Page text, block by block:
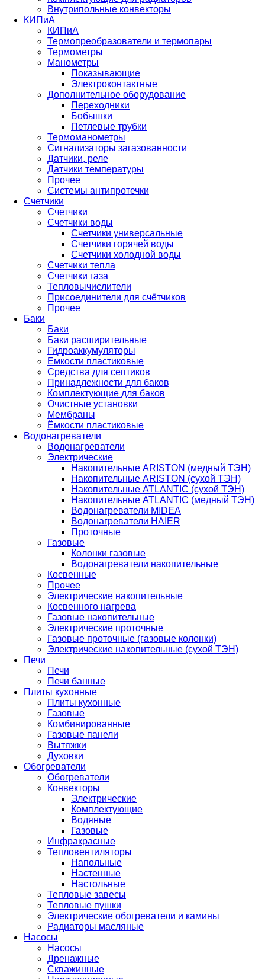
Внутрипольные конвекторы
КИПиА
КИПиА
Термопреобразователи и термопары
Термометры
Манометры
Показывающие
Электроконтактные
Дополнительное оборудование
Переходники
Бобышки
Петлевые трубки
Термоманометры
Сигнализаторы загазованности
Датчики, реле
Датчики температуры
Прочее
Системы антипротечки
Счетчики
Счетчики
Счетчики воды
Счетчики универсальные
Счетчики горячей воды
Счетчики холодной воды
Счетчики тепла
Счетчики газа
Тепловычислители
Присоединители для счётчиков
Прочее
Баки
Баки
Баки расширительные
Гидроаккумуляторы
Емкости пластиковые
Средства для септиков
Принадлежности для баков
Комплектующие для баков
Очистные установки
Мембраны
Ёмкости пластиковые
Водонагреватели
Водонагреватели
Электрические
Накопительные ARISTON (медный ТЭН)
Накопительные ARISTON (сухой ТЭН)
Накопительные ATLANTIC (сухой ТЭН)
Накопительные ATLANTIC (медный ТЭН)
Водонагреватели MIDEA
Водонагреватели HAIER
Проточные
Газовые
Колонки газовые
Водонагреватели накопительные
Косвенные
Прочее
Электрические накопительные
Косвенного нагрева
Газовые накопительные
Электрические проточные
Газовые проточные (газовые колонки)
Электрические накопительные (сухой ТЭН)
Печи
Печи
Печи банные
Плиты кухонные
Плиты кухонные
Газовые
Комбинированные
Газовые панели
Вытяжки
Духовки
Обогреватели
Обогреватели
Конвекторы
Электрические
Комплектующие
Водяные
Газовые
Инфракрасные
Тепловентиляторы
Напольные
Настенные
Настольные
Тепловые завесы
Тепловые пушки
Электрические обогреватели и камины
Радиаторы масляные
Насосы
Насосы
Дренажные
Скважинные